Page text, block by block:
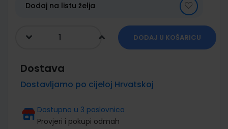
galleryDodaj na listu želja
DODAJ U KOŠARICU
Dostava
Dostavljamo po cijeloj Hrvatskoj
Dostupno u 3 poslovnica
Provjeri i pokupi odmah